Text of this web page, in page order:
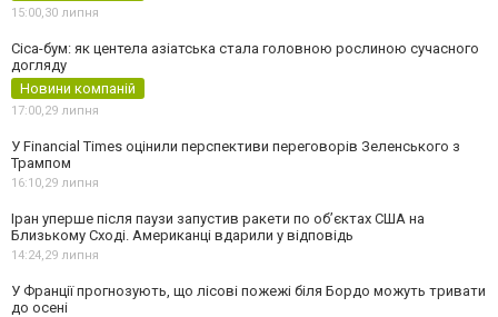
15:00,30 липня
Cica-бум: як центела азіатська стала головною рослиною сучасного
догляду
Новини компаній
17:00,29 липня
У Financial Times оцінили перспективи переговорів Зеленського з
Трампом
16:10,29 липня
Іран уперше після паузи запустив ракети по обʼєктах США на
Близькому Сході. Американці вдарили у відповідь
14:24,29 липня
У Франції прогнозують, що лісові пожежі біля Бордо можуть тривати
до осені